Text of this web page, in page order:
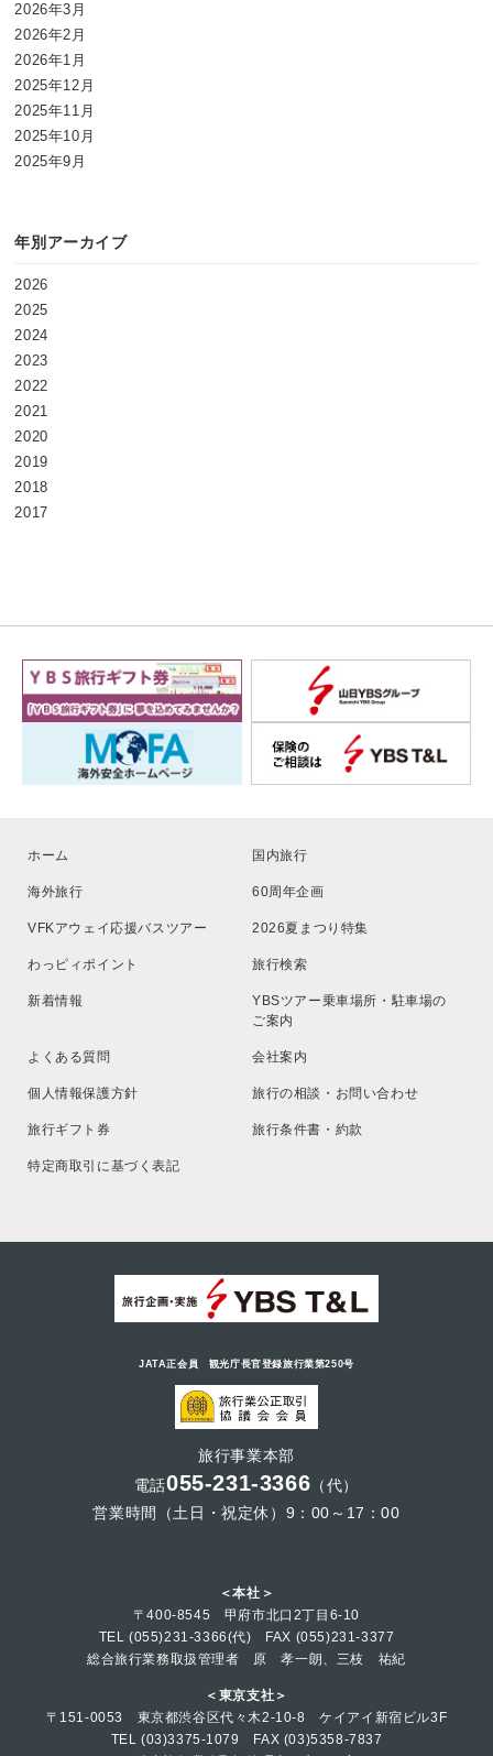
2026年3月
2026年2月
2026年1月
2025年12月
2025年11月
2025年10月
2025年9月
年別アーカイブ
2026
2025
2024
2023
2022
2021
2020
2019
2018
2017
ホーム 国内旅行
海外旅行 60周年企画
VFKアウェイ応援バスツアー 2026夏まつり特集
わっピィポイント 旅行検索
新着情報
YBSツアー乗車場所・駐車場の
ご案内
よくある質問 会社案内
個人情報保護方針 旅行の相談・お問い合わせ
旅行ギフト券 旅行条件書・約款
特定商取引に基づく表記
JATA正会員 観光庁長官登録旅行業第250号
旅行事業本部
電話055-231-3366 （代）
営業時間（土日・祝定休）9：00～17：00
＜本社＞
〒400-8545 甲府市北口2丁目6-10
TEL (055)231-3366(代) FAX (055)231-3377
総合旅行業務取扱管理者 原 孝一朗、三枝 祐紀
＜東京支社＞
〒151-0053 東京都渋谷区代々木2-10-8 ケイアイ新宿ビル3F
TEL (03)3375-1079 FAX (03)5358-7837